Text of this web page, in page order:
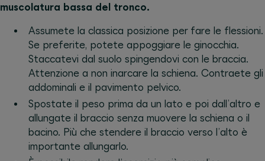
muscolatura bassa del tronco.
Assumete la classica posizione per fare le flessioni.
Se preferite, potete appoggiare le ginocchia.
Staccatevi dal suolo spingendovi con le braccia.
Attenzione a non inarcare la schiena. Contraete gli
addominali e il pavimento pelvico.
Spostate il peso prima da un lato e poi dall’altro e
allungate il braccio senza muovere la schiena o il
bacino. Più che stendere il braccio verso l’alto è
importante allungarlo.